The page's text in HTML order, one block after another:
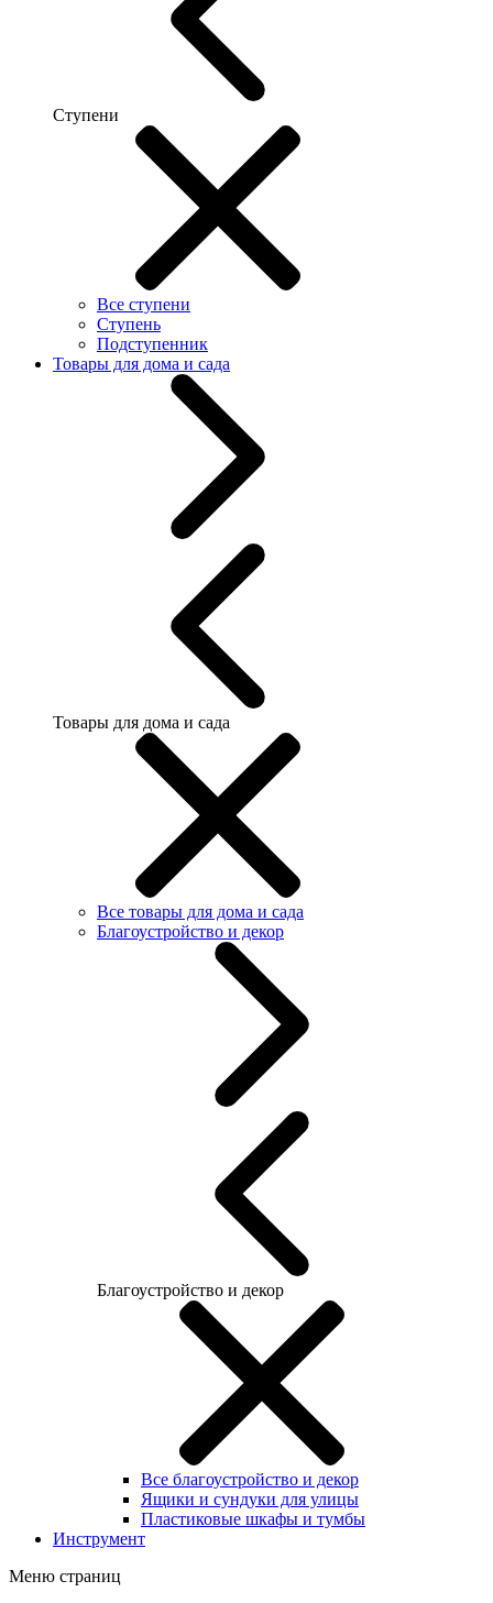
Ступени
Все ступени
Ступень
Подступенник
Товары для дома и сада
Товары для дома и сада
Все товары для дома и сада
Благоустройство и декор
Благоустройство и декор
Все благоустройство и декор
Ящики и сундуки для улицы
Пластиковые шкафы и тумбы
Инструмент
Меню страниц